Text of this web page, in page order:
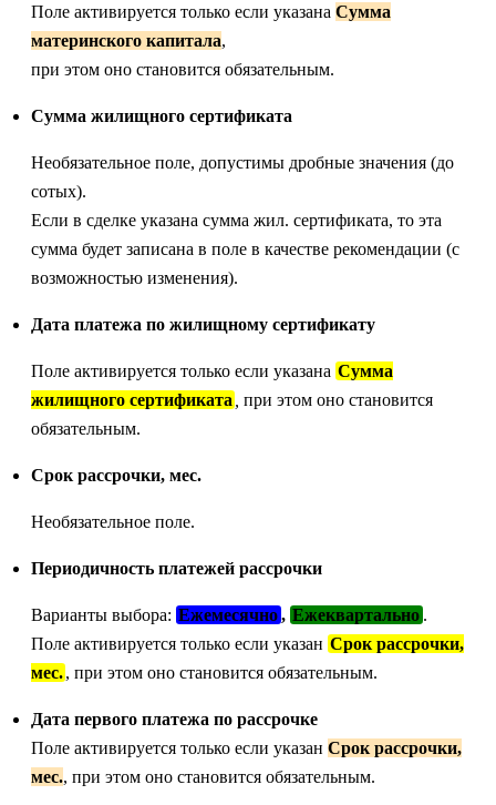
Поле активируется только если указана Сумма
материнского капитала,
при этом оно становится обязательным.
Сумма жилищного сертификата
Необязательное поле, допустимы дробные значения (до
сотых).
Если в сделке указана сумма жил. сертификата, то эта
сумма будет записана в поле в качестве рекомендации (с
возможностью изменения).
Дата платежа по жилищному сертификату
Поле активируется только если указана Сумма
жилищного сертификата
при этом оно становится
обязательным.
Срок рассрочки, мес.
Необязательное поле.
Периодичность платежей рассрочки
Варианты выбора: Ежемесячно, Ежеквартально.
Поле активируется только если указан Срок рассрочки,
мес., при этом оно становится обязательным.
Дата первого платежа по рассрочке
Поле активируется только если указан Срок рассрочки,
мес., при этом оно становится обязательным.